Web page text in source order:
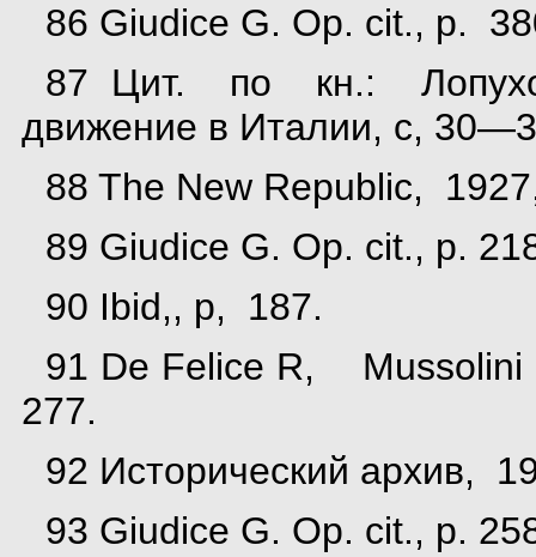
86 Giudice G. Op. cit., p.
87 Цит. по кн.:
движение в Италии, с,
88 The New Republic,
89 Giudice G. Op. cit., p.
90 Ibid,, p, 187.
91 De Felice R,
277.
92 Исторический архив,
93 Giudice G. Op. cit., p.